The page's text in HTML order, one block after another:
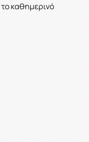
καθημερινό